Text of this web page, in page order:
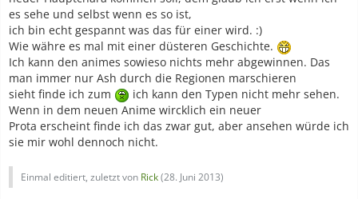
es sehe und selbst wenn es so ist,
ich bin echt gespannt was das für einer wird. :)
Wie währe es mal mit einer düsteren Geschichte.
Ich kann den animes sowieso nichts mehr abgewinnen. Das
man immer nur Ash durch die Regionen marschieren
sieht finde ich zum
ich kann den Typen nicht mehr sehen.
Wenn in dem neuen Anime wircklich ein neuer
Prota erscheint finde ich das zwar gut, aber ansehen würde ich
sie mir wohl dennoch nicht.
Einmal editiert, zuletzt von Rick(28. Juni 2013)